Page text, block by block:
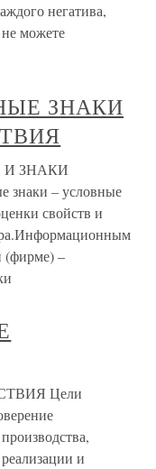
негатива,
можете
ЗНАКИ
ЗНАКИ
– условные
свойств и
(фирме) –
Цели
и